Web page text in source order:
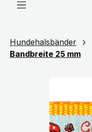
Hundehalsbänder
Bandbreite 25 mm